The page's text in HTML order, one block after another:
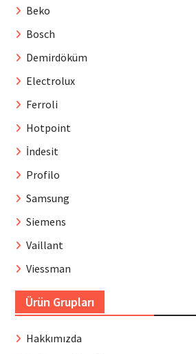
Beko
Bosch
Demirdöküm
Electrolux
Ferroli
Hotpoint
İndesit
Profilo
Samsung
Siemens
Vaillant
Viessman
Ürün Grupları
Hakkımızda